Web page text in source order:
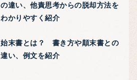
の違い、他責思考からの脱却方法を
わかりやすく紹介
始末書とは？ 書き方や顛末書との
違い、例文を紹介